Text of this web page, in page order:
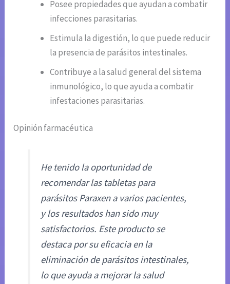
Posee propiedades que ayudan a combatir
infecciones parasitarias.
Estimula la digestión, lo que puede reducir
la presencia de parásitos intestinales.
Contribuye a la salud general del sistema
inmunológico, lo que ayuda a combatir
infestaciones parasitarias.
Opinión farmacéutica
He tenido la oportunidad de
recomendar las tabletas para
parásitos Paraxen a varios pacientes,
y los resultados han sido muy
satisfactorios. Este producto se
destaca por su eficacia en la
eliminación de parásitos intestinales,
lo que ayuda a mejorar la salud